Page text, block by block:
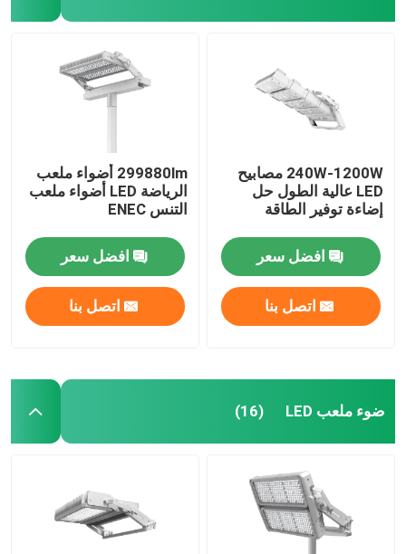
240W-1200W مصابيح
LED عالية الطول حل
إضاءة توفير الطاقة
افضل سعر
اتصل بنا
299880lm أضواء ملعب
الرياضة LED أضواء ملعب
التنس ENEC
افضل سعر
اتصل بنا
ضوء ملعب LED (16)